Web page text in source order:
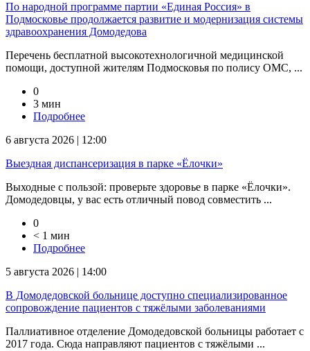
По народной программе партии «Единая Россия» в
Подмосковье продолжается развитие и модернизация системы
здравоохранения Домодедова
Перечень бесплатной высокотехнологичной медицинской
помощи, доступной жителям Подмосковья по полису ОМС, ...
0
3 мин
Подробнее
6 августа 2026 | 12:00
Выездная диспансеризация в парке «Ёлочки»
Выходные с пользой: проверьте здоровье в парке «Ёлочки».
Домодедовцы, у вас есть отличный повод совместить ...
0
< 1 мин
Подробнее
5 августа 2026 | 14:00
В Домодедовской больнице доступно специализированное
сопровождение пациентов с тяжёлыми заболеваниями
Паллиативное отделение Домодедовской больницы работает с
2017 года. Сюда направляют пациентов с тяжёлыми ...